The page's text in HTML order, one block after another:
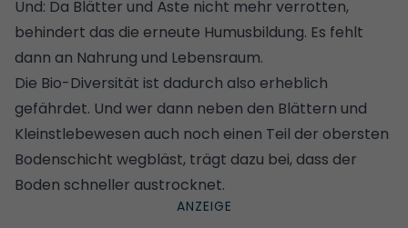
Und: Da Blätter und Äste nicht mehr verrotten,
behindert das die erneute Humusbildung. Es fehlt
dann an Nahrung und Lebensraum.
Die Bio-Diversität ist dadurch also erheblich
gefährdet. Und wer dann neben den Blättern und
Kleinstlebewesen auch noch einen Teil der obersten
Bodenschicht wegbläst, trägt dazu bei, dass der
Boden schneller austrocknet.